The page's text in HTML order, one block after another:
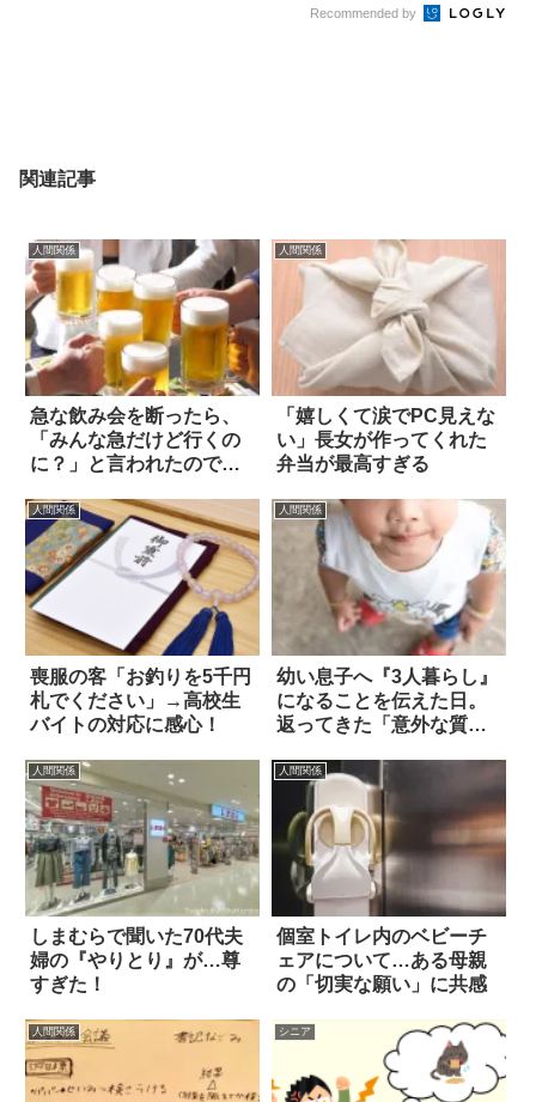
Recommended by
関連記事
人間関係
急な飲み会を断ったら、
「みんな急だけど行くの
に？」と言われたので…
人間関係
「嬉しくて涙でPC見えな
い」長女が作ってくれた
弁当が最高すぎる
人間関係
喪服の客「お釣りを5千円
札でください」→高校生
バイトの対応に感心！
人間関係
幼い息子へ『3人暮らし』
になることを伝えた日。
返ってきた「意外な質
人間関係
しまむらで聞いた70代夫
婦の『やりとり』が…尊
すぎた！
人間関係
個室トイレ内のベビーチ
ェアについて…ある母親
の「切実な願い」に共感
人間関係 シニア